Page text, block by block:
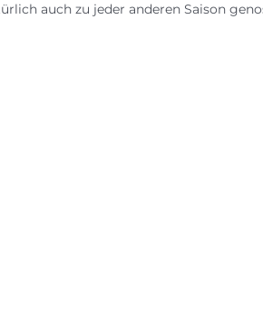
auch zu jeder anderen Saison